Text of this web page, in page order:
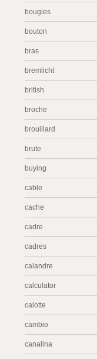
bougies
bouton
bras
bremlicht
british
broche
brouillard
brute
buying
cable
cache
cadre
cadres
calandre
calculator
calotte
cambio
canalina